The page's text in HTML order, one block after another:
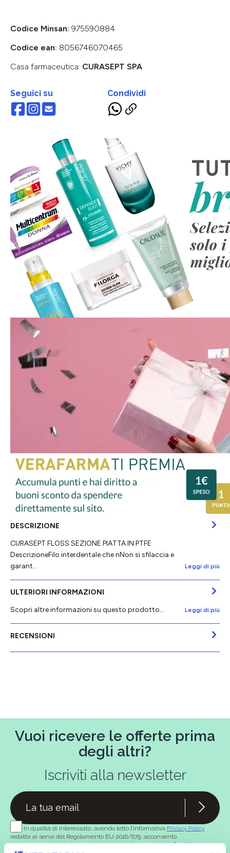
Codice Minsan: 975590884
Codice ean: 8056746070465
Casa farmaceutica: CURASEPT SPA
Seguici su Condividi
DESCRIZIONE
CURASEPT FLOSS SEZIONE PIATTA IN PTFE
DescrizioneFilo interdentale che nNon si sfilaccia e
garant…
Leggi di più
ULTERIORI INFORMAZIONI
Scopri altre informazioni su questo prodotto...
Leggi di più
RECENSIONI
Vuoi ricevere le offerte prima
degli altri?
Iscriviti alla newsletter
In qualità di interessato, avendo letto l’informativa Privacy Policy
redatta ai sensi del Regolamento EU 2016/679, acconsento
espressamente al trattamento dei miei dati personali per finalità